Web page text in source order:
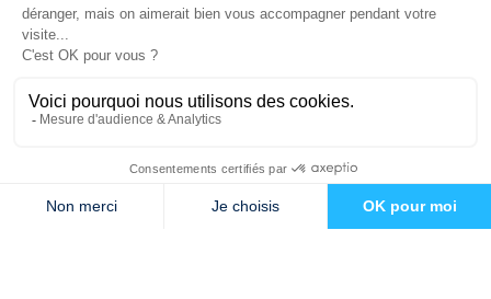
TÉLÉCHARGEZ L'APP
© MHR - Site officiel - Tous droits réservés